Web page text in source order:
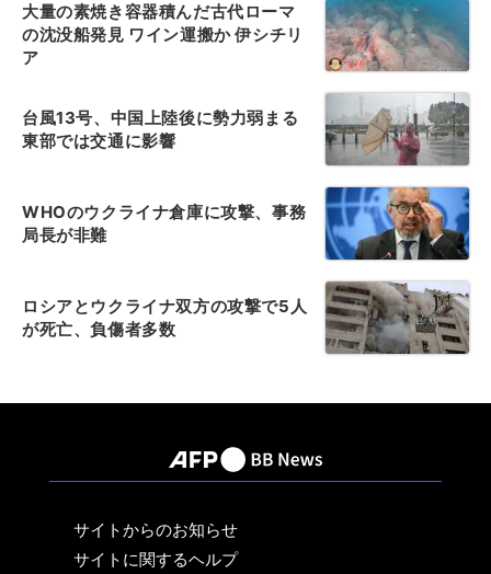
大量の素焼き容器積んだ古代ローマ
の沈没船発見 ワイン運搬か 伊シチリ
ア
台風13号、中国上陸後に勢力弱まる
東部では交通に影響
WHOのウクライナ倉庫に攻撃、事務
局長が非難
ロシアとウクライナ双方の攻撃で5人
が死亡、負傷者多数
サイトからのお知らせ
サイトに関するヘルプ